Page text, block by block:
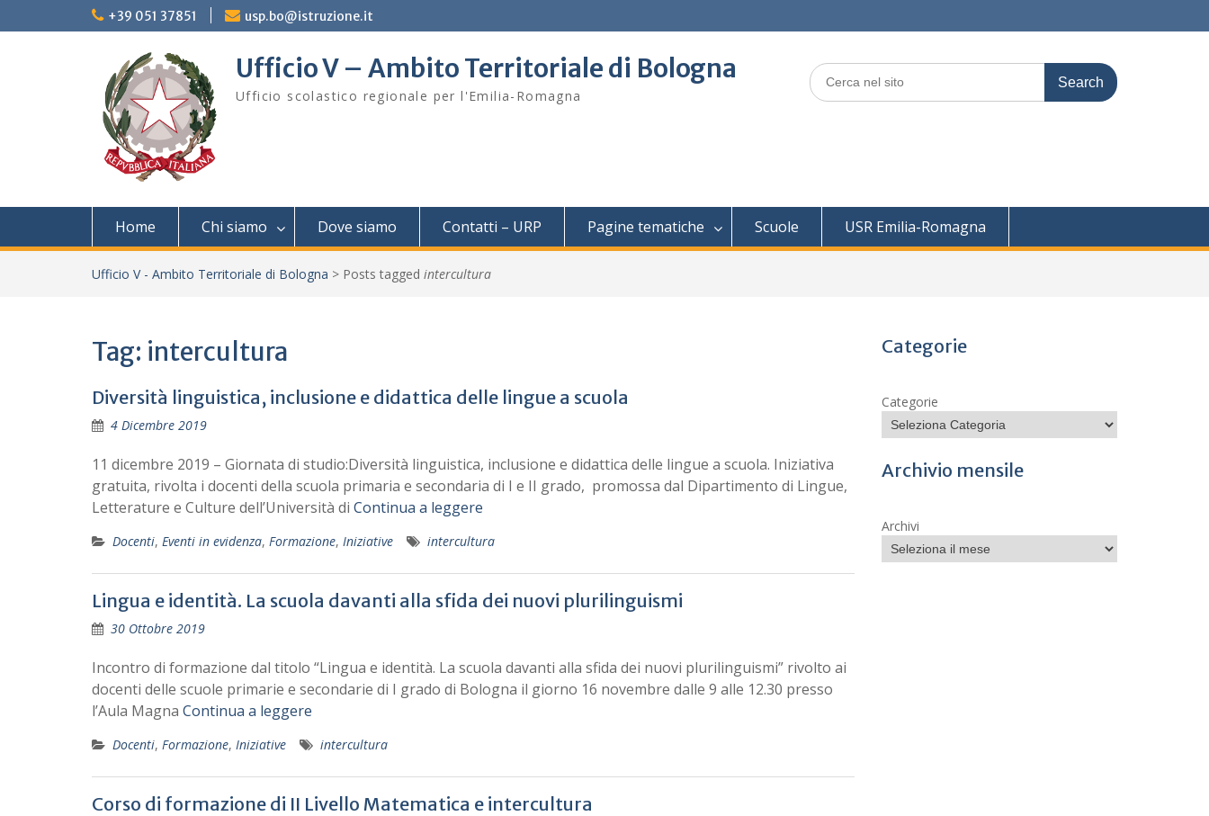
to
+39 051 37851 usp.bo@istruzione.it
Ufficio V – Ambito Territoriale di Bologna
Ufficio scolastico regionale per l'Emilia-Romagna
Search
for:
Home Chi siamo Dove siamo Contatti – URP Pagine tematiche Scuole USR Emilia-Romagna
Ufficio V - Ambito Territoriale di Bologna > Posts tagged intercultura
Tag: intercultura
Diversità linguistica, inclusione e didattica delle lingue a scuola
4 Dicembre 2019
11 dicembre 2019 – Giornata di studio:Diversità linguistica, inclusione e didattica delle lingue a scuola. Iniziativa
gratuita, rivolta i docenti della scuola primaria e secondaria di I e II grado, promossa dal Dipartimento di Lingue,
Letterature e Culture dell’Università di Continua a leggere
Docenti, Eventi in evidenza, Formazione, Iniziative intercultura
Lingua e identità. La scuola davanti alla sfida dei nuovi plurilinguismi
30 Ottobre 2019
Incontro di formazione dal titolo “Lingua e identità. La scuola davanti alla sfida dei nuovi plurilinguismi” rivolto ai
docenti delle scuole primarie e secondarie di I grado di Bologna il giorno 16 novembre dalle 9 alle 12.30 presso
l’Aula Magna Continua a leggere
Docenti, Formazione, Iniziative intercultura
Corso di formazione di II Livello Matematica e intercultura
Categorie
Categorie
Archivio mensile
Archivi